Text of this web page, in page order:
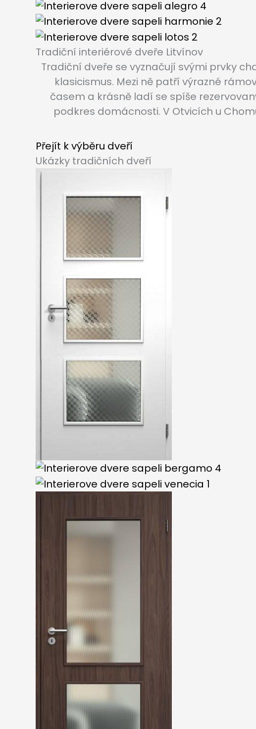
Tradiční interiérové dveře Litvínov
Tradiční dveře se vyznačují svými prvky
klasicismus. Mezi ně patří výrazné
časem a krásně ladí se spíše
podkres domácnosti. V Otvicích u
Přejít k výběru dveří
Ukázky tradičních dveří